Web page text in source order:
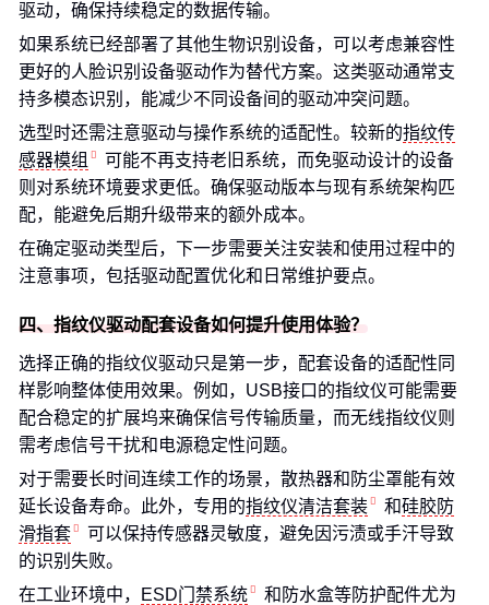
驱动，确保持续稳定的数据传输。
如果系统已经部署了其他生物识别设备，可以考虑兼容性
更好的人脸识别设备驱动作为替代方案。这类驱动通常支
持多模态识别，能减少不同设备间的驱动冲突问题。
选型时还需注意驱动与操作系统的适配性。较新的指纹传
感器模组
可能不再支持老旧系统，而免驱动设计的设备
则对系统环境要求更低。确保驱动版本与现有系统架构匹
配，能避免后期升级带来的额外成本。
在确定驱动类型后，下一步需要关注安装和使用过程中的
注意事项，包括驱动配置优化和日常维护要点。
四、指纹仪驱动配套设备如何提升使用体验？
选择正确的指纹仪驱动只是第一步，配套设备的适配性同
样影响整体使用效果。例如，USB接口的指纹仪可能需要
配合稳定的扩展坞来确保信号传输质量，而无线指纹仪则
需考虑信号干扰和电源稳定性问题。
对于需要长时间连续工作的场景，散热器和防尘罩能有效
延长设备寿命。此外，专用的指纹仪清洁套装 和硅胶防
滑指套
可以保持传感器灵敏度，避免因污渍或手汗导致
的识别失败。
在工业环境中，
ESD门禁系统
和防水盒等防护配件尤为